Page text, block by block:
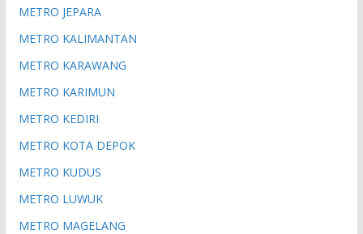
METRO JEPARA
METRO KALIMANTAN
METRO KARAWANG
METRO KARIMUN
METRO KEDIRI
METRO KOTA DEPOK
METRO KUDUS
METRO LUWUK
METRO MAGELANG